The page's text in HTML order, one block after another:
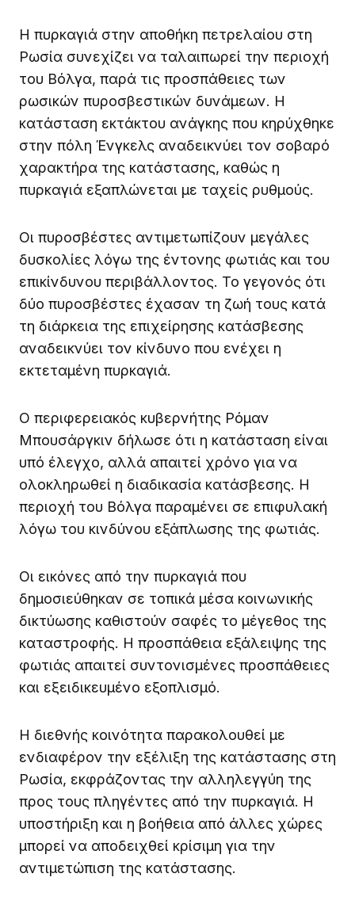
Η πυρκαγιά στην αποθήκη πετρελαίου στη
Ρωσία συνεχίζει να ταλαιπωρεί την περιοχή
του Βόλγα, παρά τις προσπάθειες των
ρωσικών πυροσβεστικών δυνάμεων. Η
κατάσταση εκτάκτου ανάγκης που κηρύχθηκε
στην πόλη Ένγκελς αναδεικνύει τον σοβαρό
χαρακτήρα της κατάστασης, καθώς η
πυρκαγιά εξαπλώνεται με ταχείς ρυθμούς.
Οι πυροσβέστες αντιμετωπίζουν μεγάλες
δυσκολίες λόγω της έντονης φωτιάς και του
επικίνδυνου περιβάλλοντος. Το γεγονός ότι
δύο πυροσβέστες έχασαν τη ζωή τους κατά
τη διάρκεια της επιχείρησης κατάσβεσης
αναδεικνύει τον κίνδυνο που ενέχει η
εκτεταμένη πυρκαγιά.
Ο περιφερειακός κυβερνήτης Ρόμαν
Μπουσάργκιν δήλωσε ότι η κατάσταση είναι
υπό έλεγχο, αλλά απαιτεί χρόνο για να
ολοκληρωθεί η διαδικασία κατάσβεσης. Η
περιοχή του Βόλγα παραμένει σε επιφυλακή
λόγω του κινδύνου εξάπλωσης της φωτιάς.
Οι εικόνες από την πυρκαγιά που
δημοσιεύθηκαν σε τοπικά μέσα κοινωνικής
δικτύωσης καθιστούν σαφές το μέγεθος της
καταστροφής. Η προσπάθεια εξάλειψης της
φωτιάς απαιτεί συντονισμένες προσπάθειες
και εξειδικευμένο εξοπλισμό.
Η διεθνής κοινότητα παρακολουθεί με
ενδιαφέρον την εξέλιξη της κατάστασης στη
Ρωσία, εκφράζοντας την αλληλεγγύη της
προς τους πληγέντες από την πυρκαγιά. Η
υποστήριξη και η βοήθεια από άλλες χώρες
μπορεί να αποδειχθεί κρίσιμη για την
αντιμετώπιση της κατάστασης.